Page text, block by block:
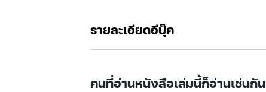
รายละเอียดอีบุ๊ค
คนที่อ่านหนังสือเล่มนี้ก็อ่านเช่นกัน